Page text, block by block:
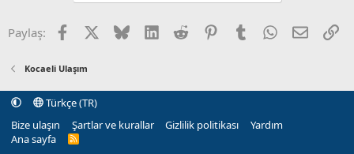
e
Paylaş: FacebookX (Twitter)
BlueskyLinkedInReddit PinterestTumblr WhatsApp
E-posta
Kocaeli Ulaşım
Türkçe (TR)
Bize ulaşın
Şartlar ve kurallar Gizlilik politikası
Yardım
Ana sayfa
R